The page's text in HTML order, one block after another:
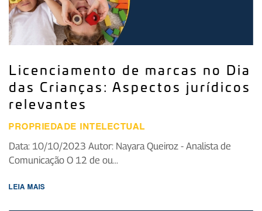
Licenciamento de marcas no Dia
das Crianças: Aspectos jurídicos
relevantes
PROPRIEDADE INTELECTUAL
Data: 10/10/2023 Autor: Nayara Queiroz - Analista de
Comunicação O 12 de ou...
LEIA MAIS